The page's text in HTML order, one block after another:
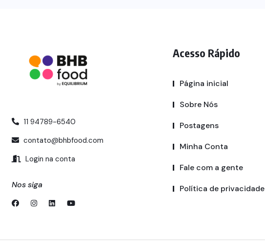
11 94789-6540
contato@bhbfood.com
Login na conta
Nos siga
Acesso Rápido
Página inicial
Sobre Nós
Postagens
Minha Conta
Fale com a gente
Política de privacidade